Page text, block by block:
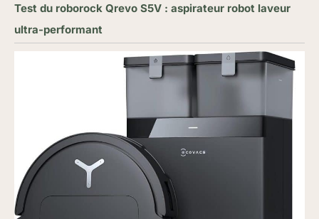
Test du roborock Qrevo S5V : aspirateur robot laveur
ultra-performant